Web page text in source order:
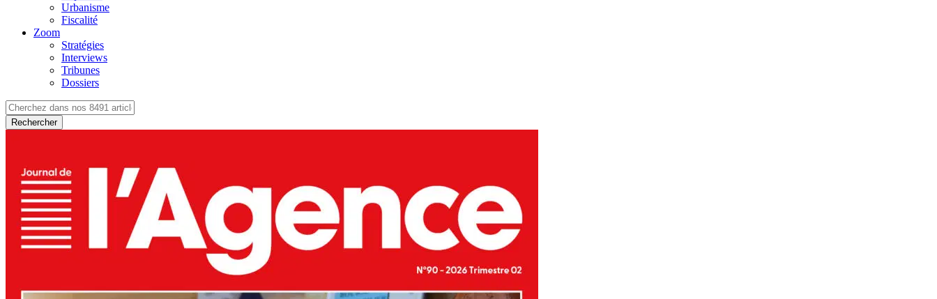
Urbanisme
Fiscalité
Zoom
Stratégies
Interviews
Tribunes
Dossiers
Rechercher